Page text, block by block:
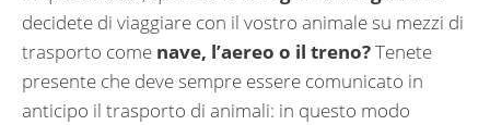
decidete di viaggiare con il vostro animale su mezzi di
trasporto come nave, l’aereo o il treno?Tenete
presente che deve sempre essere comunicato in
anticipo il trasporto di animali: in questo modo